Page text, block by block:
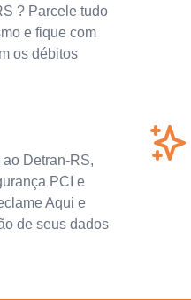
? Parcele tudo
e fique com
os débitos
Detran-RS,
PCI e
Aqui e
de seus dados